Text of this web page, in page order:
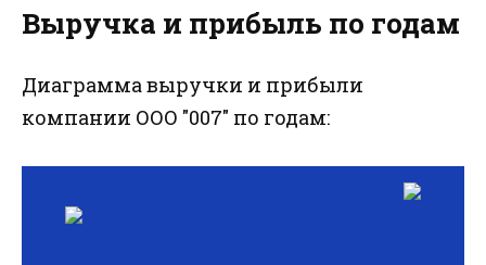
Выручка и прибыль по годам
Диаграмма выручки и прибыли
компании ООО "007" по годам: